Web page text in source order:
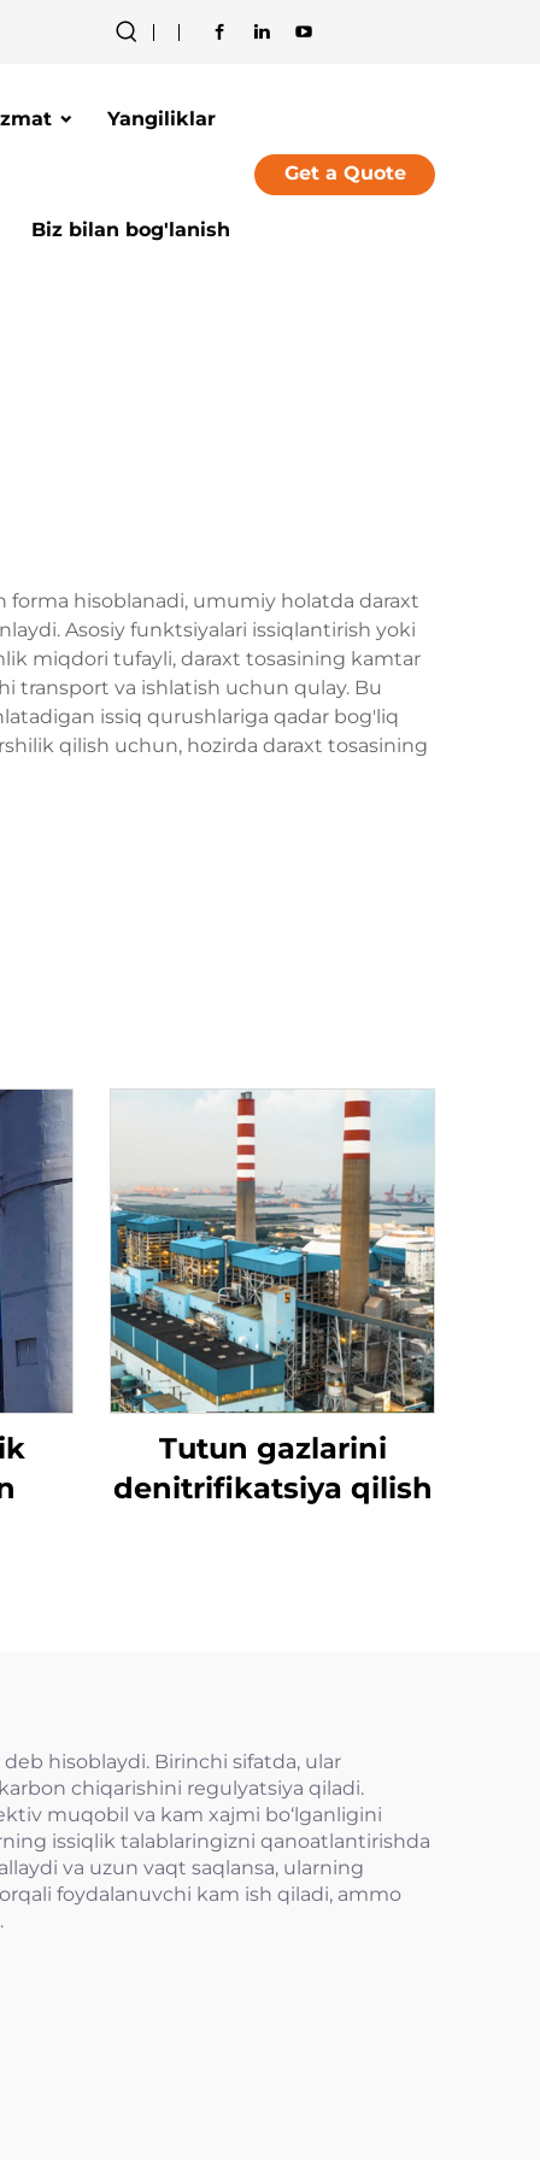
Yangiliklar
Biz bilan bog'lanish
Get a Quote
forma hisoblanadi, umumiy holatda daraxt
Asosiy funktsiyalari issiqlantirish yoki
miqdori tufayli, daraxt tosasining kamtar
transport va ishlatish uchun qulay. Bu
issiq qurushlariga qadar bog'liq
qilish uchun, hozirda daraxt tosasining
Tutun gazlarini
denitrifikatsiya qilish
hisoblaydi. Birinchi sifatda, ular
chiqarishini regulyatsiya qiladi.
muqobil va kam xajmi bo‘lganligini
issiqlik talablaringizni qanoatlantirishda
va uzun vaqt saqlansa, ularning
foydalanuvchi kam ish qiladi, ammo